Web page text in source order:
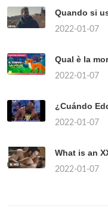
Quando si
2022-01-07
Qual è la
2022-01-07
¿Cuándo
2022-01-07
What is an
2022-01-07